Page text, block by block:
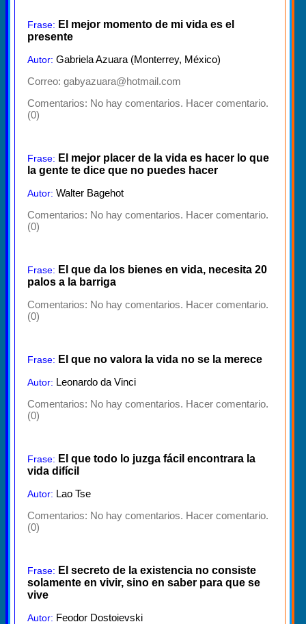
Frase: El mejor momento de mi vida es el
presente
Autor: Gabriela Azuara (Monterrey, México)
Correo: gabyazuara@hotmail.com
Comentarios: No hay comentarios. Hacer comentario.
(0)
Frase: El mejor placer de la vida es hacer lo que
la gente te dice que no puedes hacer
Autor: Walter Bagehot
Comentarios: No hay comentarios. Hacer comentario.
(0)
Frase: El que da los bienes en vida, necesita 20
palos a la barriga
Comentarios: No hay comentarios. Hacer comentario.
(0)
Frase: El que no valora la vida no se la merece
Autor: Leonardo da Vinci
Comentarios: No hay comentarios. Hacer comentario.
(0)
Frase: El que todo lo juzga fácil encontrara la
vida difícil
Autor: Lao Tse
Comentarios: No hay comentarios. Hacer comentario.
(0)
Frase: El secreto de la existencia no consiste
solamente en vivir, sino en saber para que se
vive
Autor: Feodor Dostoievski